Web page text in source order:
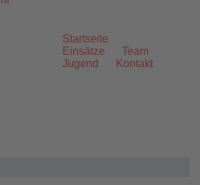
Startseite
Einsätze
Team
Jugend
Kontakt